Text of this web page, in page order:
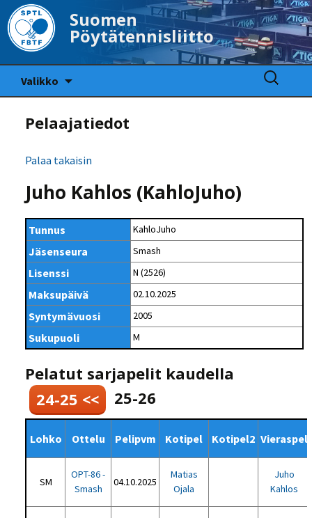
Suomen
Pöytätennisliitto
Valikko
Haku:
Pelaajatiedot
Palaa takaisin
Juho Kahlos (KahloJuho)
Tunnus KahloJuho
Jäsenseura Smash
Lisenssi N (2526)
Maksupäivä 02.10.2025
Syntymävuosi 2005
Sukupuoli M
Pelatut sarjapelit kaudella
24-25 <<
25-26
Lohko Ottelu Pelipvm Kotipel Kotipel2 Vieraspel
SM
OPT-86 -
Smash
04.10.2025
Matias
Ojala
Juho
Kahlos